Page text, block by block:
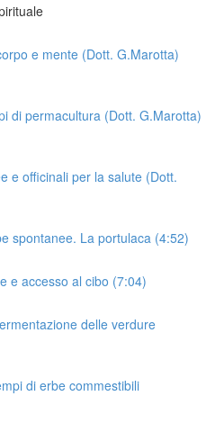
e mente (Dott. G.Marotta)
di permacultura (Dott. G.Marotta)
e officinali per la salute (Dott.
spontanee. La portulaca (4:52)
e accesso al cibo (7:04)
delle verdure
di erbe commestibili